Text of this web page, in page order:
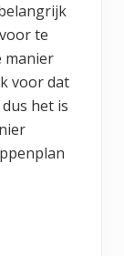
te
manier
voor dat
het is